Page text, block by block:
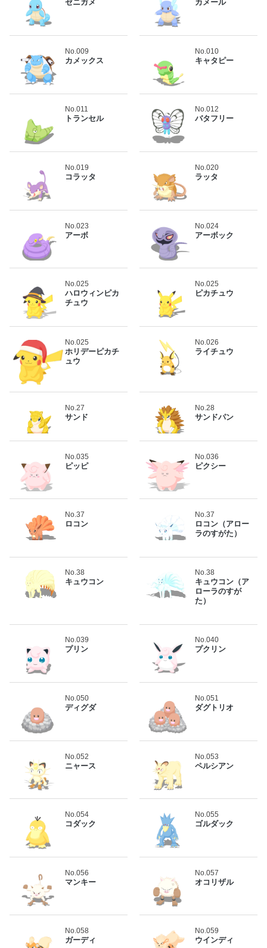
ゼニガメ カメール
No.009
カメックス
No.010
キャタピー
No.011
トランセル
No.012
バタフリー
No.019
コラッタ
No.020
ラッタ
No.023
アーボ
No.024
アーボック
No.025
ハロウィンピカ
チュウ
No.025
ピカチュウ
No.025
ホリデーピカチ
ュウ
No.026
ライチュウ
No.27
サンド
No.28
サンドパン
No.035
ピッピ
No.036
ピクシー
No.37
ロコン
No.37
ロコン（アロー
ラのすがた）
No.38
キュウコン
No.38
キュウコン（ア
ローラのすが
た）
No.039
プリン
No.040
プクリン
No.050
ディグダ
No.051
ダグトリオ
No.052
ニャース
No.053
ペルシアン
No.054
コダック
No.055
ゴルダック
No.056
マンキー
No.057
オコリザル
No.058
ガーディ
No.059
ウインディ